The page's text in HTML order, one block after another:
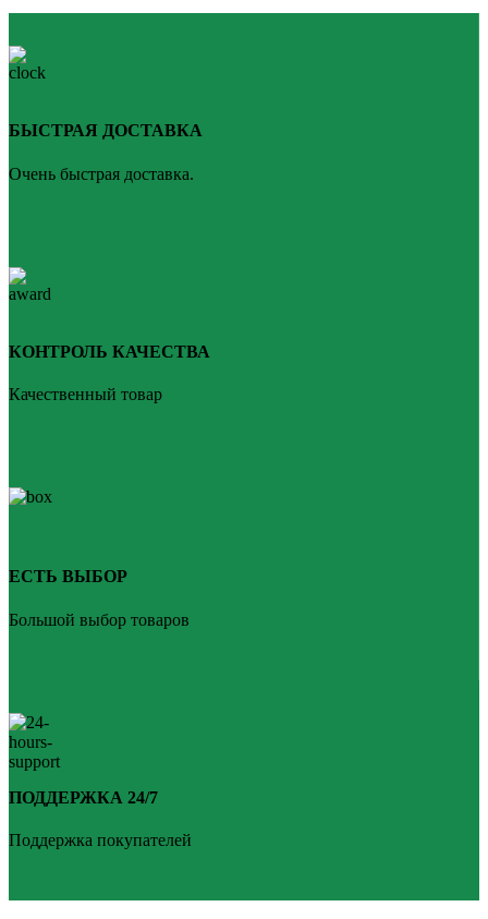
БЫСТРАЯ ДОСТАВКА
Очень быстрая доставка.
КОНТРОЛЬ КАЧЕСТВА
Качественный товар
ЕСТЬ ВЫБОР
Большой выбор товаров
ПОДДЕРЖКА 24/7
Поддержка покупателей